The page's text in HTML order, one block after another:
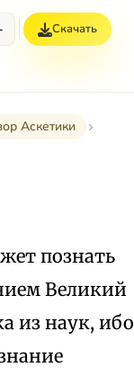
Скачать
Аскетики
познать
Великий
из наук, ибо